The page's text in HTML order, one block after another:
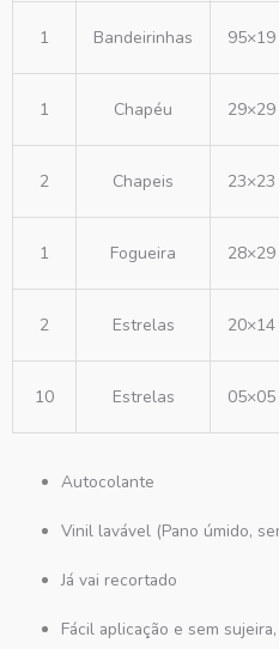
1 Bandeirinhas 95×19
1 Chapéu 29×29
2 Chapeis 23×23
1 Fogueira 28×29
2 Estrelas 20×14
10 Estrelas 05×05
Autocolante
Vinil lavável (Pano úmido,
Já vai recortado
Fácil aplicação e sem